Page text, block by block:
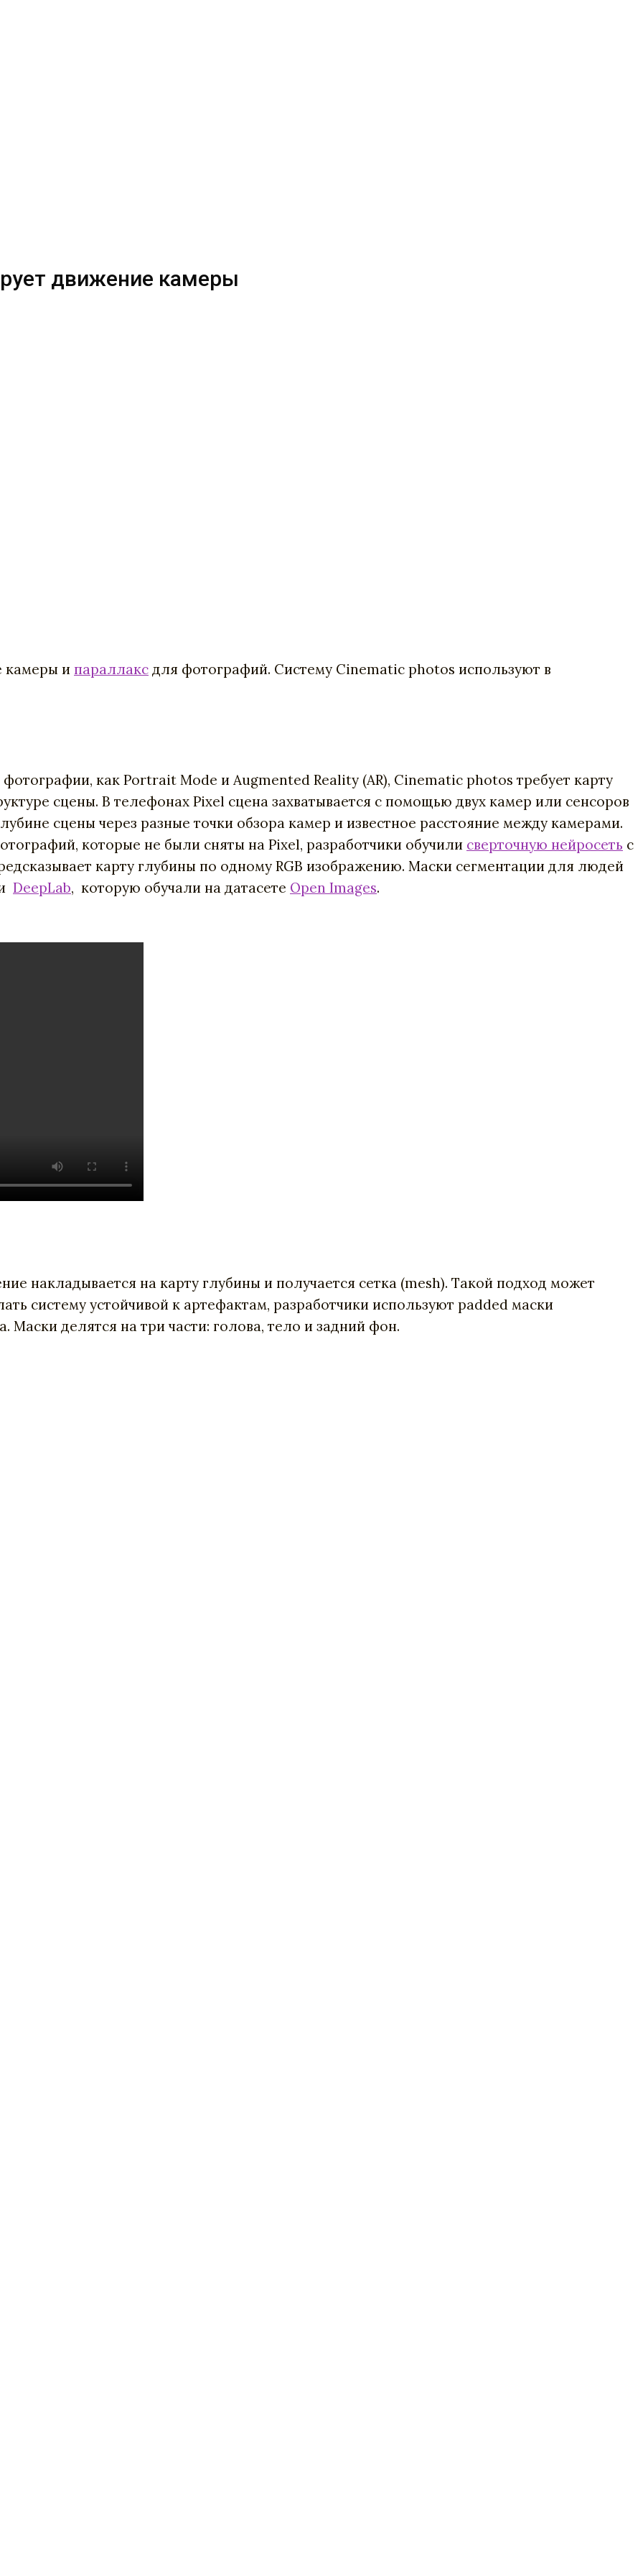
движение камеры
камеры и параллакс для фотографий. Систему Cinematic photos используют в
как Portrait Mode и Augmented Reality (AR), Cinematic photos требует карту
сцены. В телефонах Pixel сцена захватывается с помощью двух камер или сенсоров
сцены через разные точки обзора камер и известное расстояние между камерами.
которые не были сняты на Pixel, разработчики обучили сверточную нейросеть с
карту глубины по одному RGB изображению. Маски сегментации для людей
DeepLab, которую обучали на датасете Open Images.
накладывается на карту глубины и получается сетка (mesh). Такой подход может
систему устойчивой к артефактам, разработчики используют padded маски
Маски делятся на три части: голова, тело и задний фон.